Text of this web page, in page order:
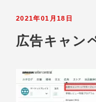
2021年01月18日
広告キャン